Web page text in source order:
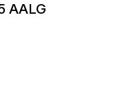
AALG